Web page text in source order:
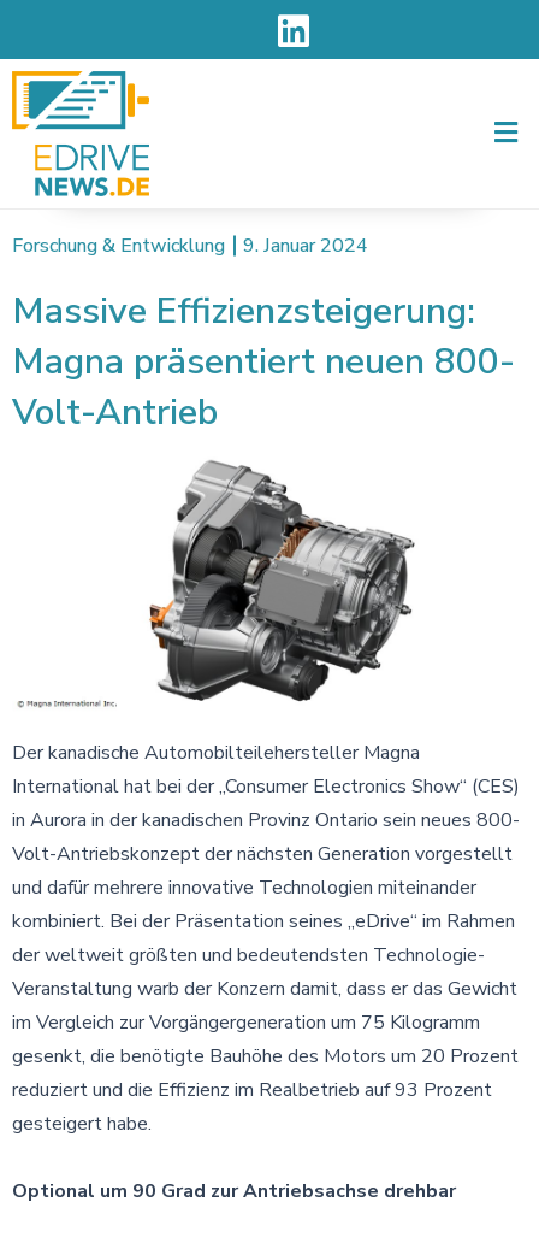
Forschung & Entwicklung 9. Januar 2024
Massive Effizienzsteigerung:
Magna präsentiert neuen 800-
Volt-Antrieb
Der kanadische Automobilteilehersteller Magna
International hat bei der „Consumer Electronics Show“ (CES)
in Aurora in der kanadischen Provinz Ontario sein neues 800-
Volt-Antriebskonzept der nächsten Generation vorgestellt
und dafür mehrere innovative Technologien miteinander
kombiniert. Bei der Präsentation seines „eDrive“ im Rahmen
der weltweit größten und bedeutendsten Technologie-
Veranstaltung warb der Konzern damit, dass er das Gewicht
im Vergleich zur Vorgängergeneration um 75 Kilogramm
gesenkt, die benötigte Bauhöhe des Motors um 20 Prozent
reduziert und die Effizienz im Realbetrieb auf 93 Prozent
gesteigert habe.
Optional um 90 Grad zur Antriebsachse drehbar